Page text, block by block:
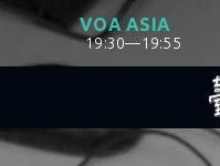
VOA ASIA
19:30—19:55